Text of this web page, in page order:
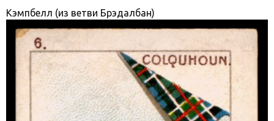
Кэмпбелл (из ветви Брэдалбан)